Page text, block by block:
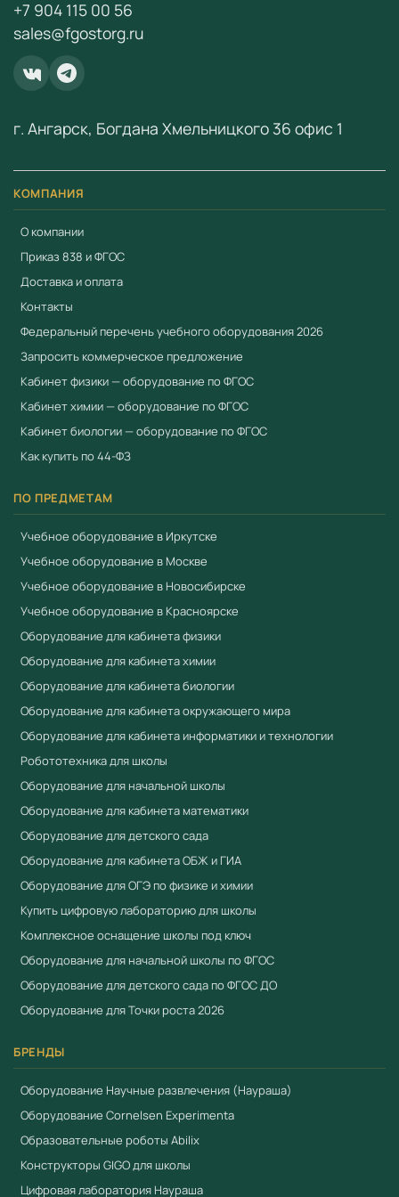
fgostorg.ru@yandex.ru
ООО «Учебный Стандарт» — поставщик
образовательного оборудования по ФГОС с 2018 года.
КОМПАНИЯ
О компании
Приказ 838 и ФГОС
Доставка и оплата
Контакты
Федеральный перечень учебного оборудования 2026
Запросить коммерческое предложение
Кабинет физики — оборудование по ФГОС
Кабинет химии — оборудование по ФГОС
Кабинет биологии — оборудование по ФГОС
Как купить по 44-ФЗ
ПО ПРЕДМЕТАМ
Учебное оборудование в Иркутске
Учебное оборудование в Москве
Учебное оборудование в Новосибирске
Учебное оборудование в Красноярске
Оборудование для кабинета физики
Оборудование для кабинета химии
Оборудование для кабинета биологии
Оборудование для кабинета окружающего мира
Оборудование для кабинета информатики и технологии
Робототехника для школы
Оборудование для начальной школы
Оборудование для кабинета математики
Оборудование для детского сада
Оборудование для кабинета ОБЖ и ГИА
Оборудование для ОГЭ по физике и химии
Купить цифровую лабораторию для школы
Комплексное оснащение школы под ключ
Оборудование для начальной школы по ФГОС
Оборудование для детского сада по ФГОС ДО
Оборудование для Точки роста 2026
БРЕНДЫ
Оборудование Научные развлечения (Наураша)
Оборудование Cornelsen Experimenta
Образовательные роботы Abilix
Конструкторы GIGO для школы
Цифровая лаборатория Наураша
+7 904 115 00 56
sales@fgostorg.ru
г. Ангарск, Богдана Хмельницкого 36 офис 1